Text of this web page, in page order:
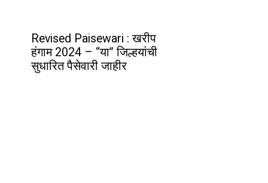
Revised Paisewari : खरीप
हंगाम 2024 – “या” जिल्हयांची
सुधारित पैसेवारी जाहीर